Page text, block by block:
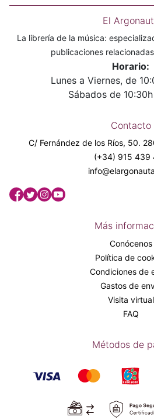
El
La librería de la música:
publicaciones
Horario:
Lunes a Viernes, de
Sábados de
Contacto
C/ Fernández de los Ríos, 50.
(+34) 915 439
Más
Conócenos
Política de
Condiciones de
Gastos de
Visita virtual
FAQ
Métodos de